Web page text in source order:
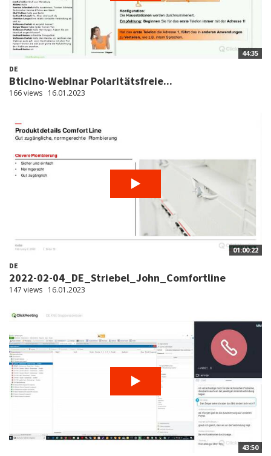
44:35
DE
Bticino-Webinar Polaritätsfreie...
166 views 16.01.2023
01:00:22
DE
2022-02-04_DE_Striebel_John_Comfortline
147 views 16.01.2023
43:50